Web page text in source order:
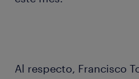
Al respecto, Francisco